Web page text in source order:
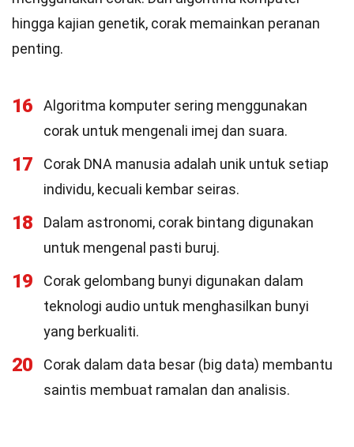
hingga kajian genetik, corak memainkan peranan
penting.
16
Algoritma komputer sering menggunakan
corak untuk mengenali imej dan suara.
17
Corak DNA manusia adalah unik untuk setiap
individu, kecuali kembar seiras.
18
Dalam astronomi, corak bintang digunakan
untuk mengenal pasti buruj.
19
Corak gelombang bunyi digunakan dalam
teknologi audio untuk menghasilkan bunyi
yang berkualiti.
20
Corak dalam data besar (big data) membantu
saintis membuat ramalan dan analisis.